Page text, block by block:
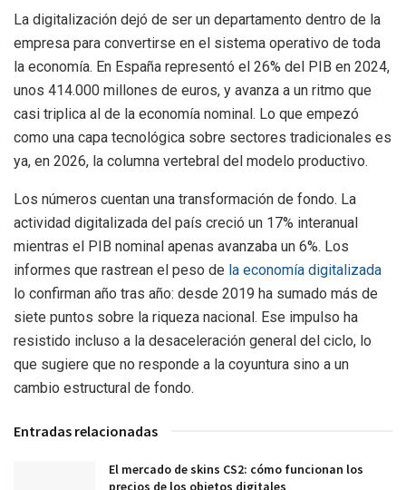
La digitalización dejó de ser un departamento dentro de la
empresa para convertirse en el sistema operativo de toda
la economía. En España representó el 26% del PIB en 2024,
unos 414.000 millones de euros, y avanza a un ritmo que
casi triplica al de la economía nominal. Lo que empezó
como una capa tecnológica sobre sectores tradicionales es
ya, en 2026, la columna vertebral del modelo productivo.
Los números cuentan una transformación de fondo. La
actividad digitalizada del país creció un 17% interanual
mientras el PIB nominal apenas avanzaba un 6%. Los
informes que rastrean el peso de la economía digitalizada
lo confirman año tras año: desde 2019 ha sumado más de
siete puntos sobre la riqueza nacional. Ese impulso ha
resistido incluso a la desaceleración general del ciclo, lo
que sugiere que no responde a la coyuntura sino a un
cambio estructural de fondo.
Entradas relacionadas
El mercado de skins CS2: cómo funcionan los
precios de los objetos digitales